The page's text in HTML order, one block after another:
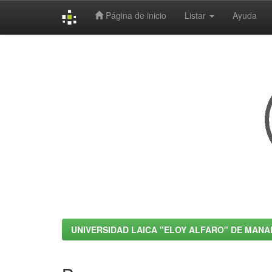
Página de inicio Listar Ayuda
UNIVERSIDAD LAICA "ELOY ALFARO" DE